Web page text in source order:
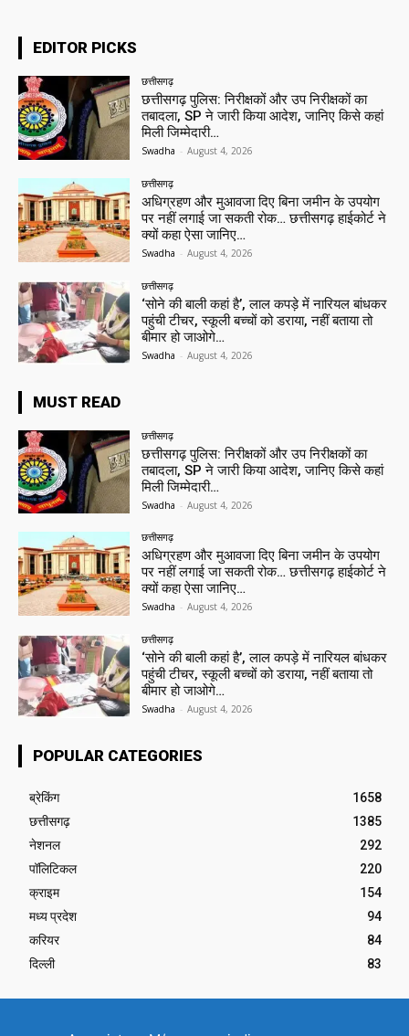
EDITOR PICKS
छत्तीसगढ़
छत्तीसगढ़ पुलिस: निरीक्षकों और उप निरीक्षकों का
तबादला, SP ने जारी किया आदेश, जानिए किसे कहां
मिली जिम्मेदारी…
Swadha - August 4, 2026
छत्तीसगढ़
अधिग्रहण और मुआवजा दिए बिना जमीन के उपयोग
पर नहीं लगाई जा सकती रोक… छत्तीसगढ़ हाईकोर्ट ने
क्यों कहा ऐसा जानिए…
Swadha - August 4, 2026
छत्तीसगढ़
‘सोने की बाली कहां है’, लाल कपड़े में नारियल बांधकर
पहुंची टीचर, स्कूली बच्चों को डराया, नहीं बताया तो
बीमार हो जाओगे…
Swadha - August 4, 2026
MUST READ
छत्तीसगढ़
छत्तीसगढ़ पुलिस: निरीक्षकों और उप निरीक्षकों का
तबादला, SP ने जारी किया आदेश, जानिए किसे कहां
मिली जिम्मेदारी…
Swadha - August 4, 2026
छत्तीसगढ़
अधिग्रहण और मुआवजा दिए बिना जमीन के उपयोग
पर नहीं लगाई जा सकती रोक… छत्तीसगढ़ हाईकोर्ट ने
क्यों कहा ऐसा जानिए…
Swadha - August 4, 2026
छत्तीसगढ़
‘सोने की बाली कहां है’, लाल कपड़े में नारियल बांधकर
पहुंची टीचर, स्कूली बच्चों को डराया, नहीं बताया तो
बीमार हो जाओगे…
Swadha - August 4, 2026
POPULAR CATEGORIES
ब्रेकिंग
1658
छत्तीसगढ़
1385
नेशनल
292
पॉलिटिकल
220
क्राइम
154
मध्य प्रदेश
94
करियर
84
दिल्ली
83